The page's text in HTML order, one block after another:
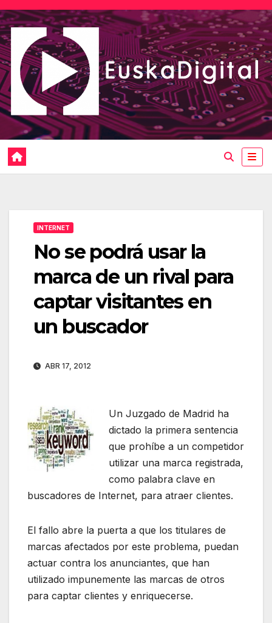
Saltar
al
contenido
INTERNET
No se podrá usar la
marca de un rival para
captar visitantes en
un buscador
ABR 17, 2012
Un Juzgado de Madrid ha
dictado la primera sentencia
que prohíbe a un competidor
utilizar una marca registrada,
como palabra clave en
buscadores de Internet, para atraer clientes.
El fallo abre la puerta a que los titulares de
marcas afectados por este problema, puedan
actuar contra los anunciantes, que han
utilizado impunemente las marcas de otros
para captar clientes y enriquecerse.